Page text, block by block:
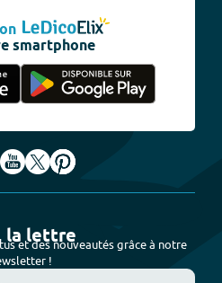
smartphone
la lettre
et des nouveautés grâce à notre
!